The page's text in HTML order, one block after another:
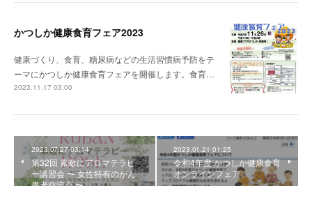
かつしか健康食育フェア2023
健康づくり、食育、糖尿病などの生活習慣病予防をテ
ーマにかつしか健康食育フェアを開催します。食育…
2023.11.17 03:00
2023.07.27 03:14
第32回 素敵にアロマテラピ
ー講習会 〜 女性特有のがん
患者交流会 〜
2023.01.21 01:25
令和4年度 かつしか健康食育
オンラインフェア